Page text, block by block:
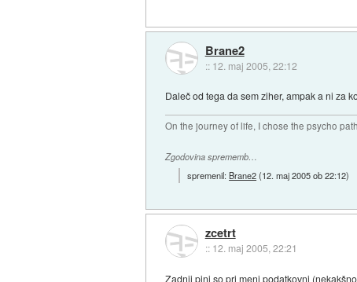
Brane2
:: 12. maj 2005, 22:12
Daleč od tega da sem ziher, ampak a ni za
On the journey of life, I chose the psycho
Zgodovina sprememb…
spremenil:Brane2(12. maj 2005 ob 22:12)
zcetrt
:: 12. maj 2005, 22:21
Zadnji pini so pri meni podatkovni